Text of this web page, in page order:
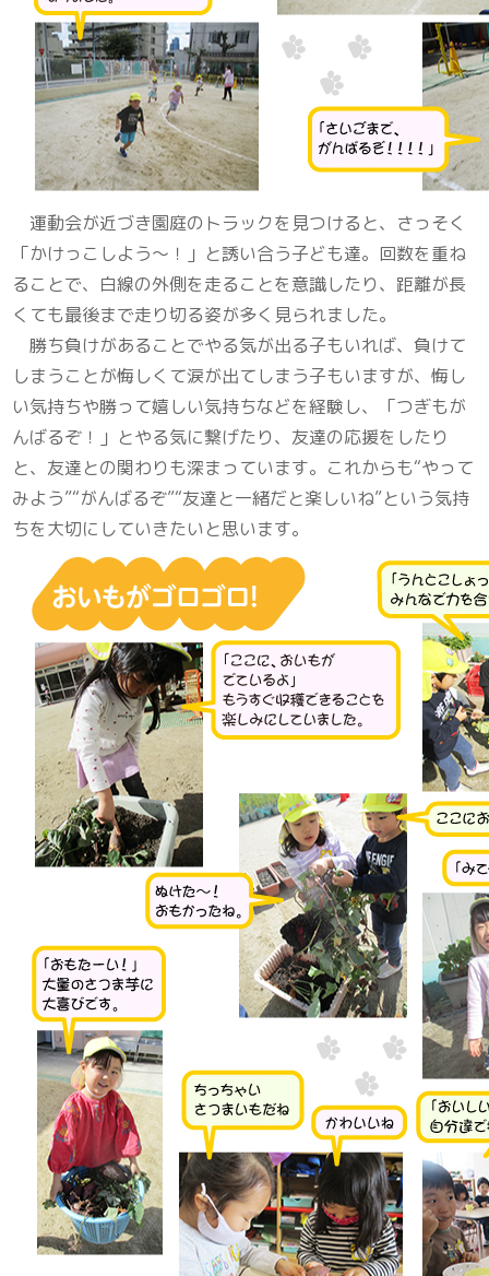
運動会が近づき園庭のトラックを見つけると、さっそく
「かけっこしよう～！」と誘い合う子ども達。回数を重ね
ることで、白線の外側を走ることを意識したり、距離が長
くても最後まで走り切る姿が多く見られました。
勝ち負けがあることでやる気が出る子もいれば、負けて
しまうことが悔しくて涙が出てしまう子もいますが、悔し
い気持ちや勝って嬉しい気持ちなどを経験し、「つぎもが
んばるぞ！」とやる気に繋げたり、友達の応援をしたり
と、友達との関わりも深まっています。これからも“やって
みよう”“がんばるぞ”“友達と一緒だと楽しいね”という気持
ちを大切にしていきたいと思います。